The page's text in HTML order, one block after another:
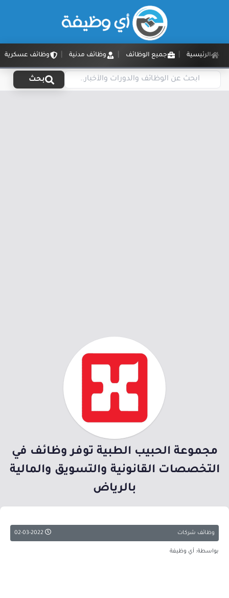
الرئيسية جميع الوظائف وظائف مدنية وظائف عسكرية
بحث
مجموعة الحبيب الطبية توفر وظائف في
التخصصات القانونية والتسويق والمالية
بالرياض
وظائف شركات
بواسطة: أي وظيفة